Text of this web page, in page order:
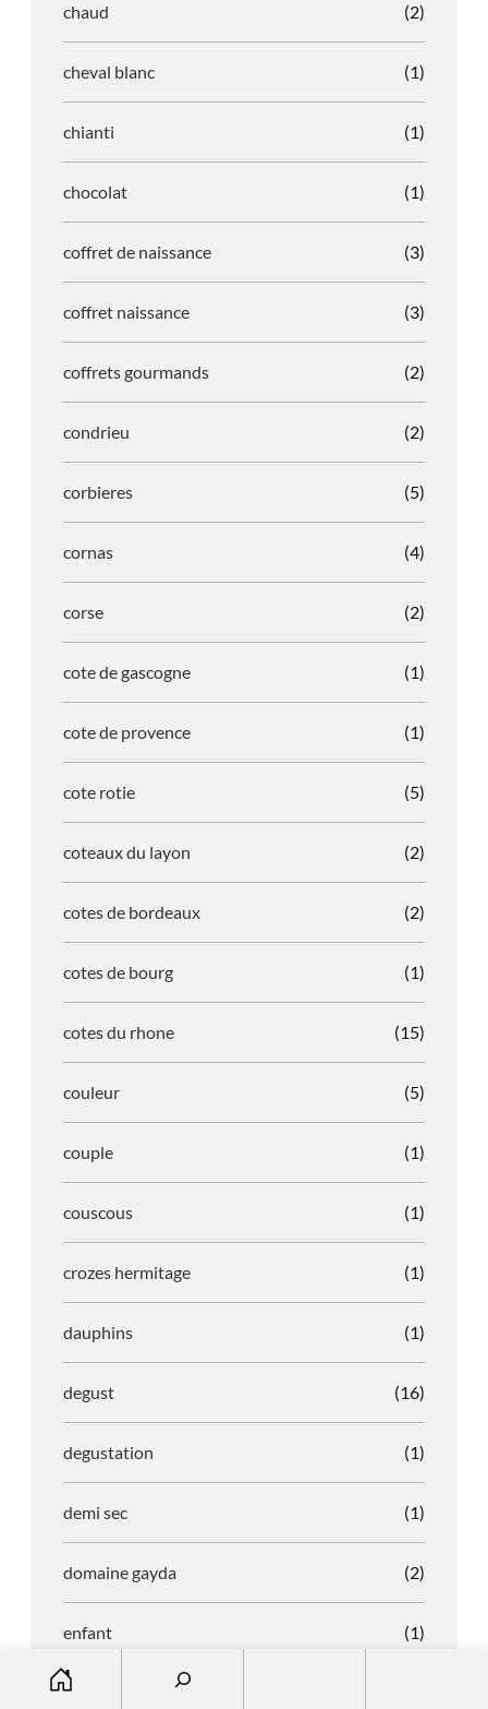
chaud (2)
cheval blanc (1)
chianti (1)
chocolat (1)
coffret de naissance (3)
coffret naissance (3)
coffrets gourmands (2)
condrieu (2)
corbieres (5)
cornas (4)
corse (2)
cote de gascogne (1)
cote de provence (1)
cote rotie (5)
coteaux du layon (2)
cotes de bordeaux (2)
cotes de bourg (1)
cotes du rhone (15)
couleur (5)
couple (1)
couscous (1)
crozes hermitage (1)
dauphins (1)
degust (16)
degustation (1)
demi sec (1)
domaine gayda (2)
enfant (1)
entreprise